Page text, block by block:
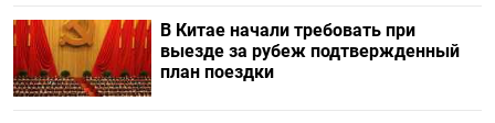
В Китае начали требовать при
выезде за рубеж подтвержденный
план поездки